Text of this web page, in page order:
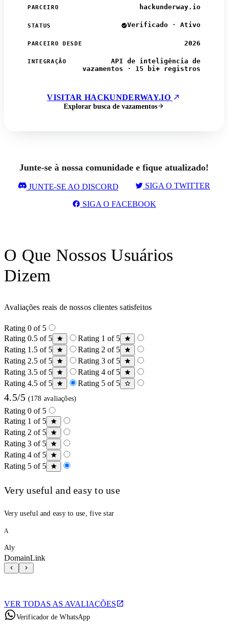
PARCEIRO hackunderway.io
STATUS Verificado · Ativo
PARCEIRO DESDE 2026
INTEGRAÇÃO
API de inteligência de
vazamentos · 15 bi+ registros
VISITAR HACKUNDERWAY.IO
Explorar busca de vazamentos
Junte-se à nossa comunidade e fique atualizado!
JUNTE-SE AO DISCORD SIGA O TWITTER
SIGA O FACEBOOK
O Que Nossos Usuários
Dizem
Avaliações reais de nossos clientes satisfeitos
Rating 0 of 5
Rating 0.5 of 5
Rating 1 of 5
Rating 1.5 of 5
Rating 2 of 5
Rating 2.5 of 5
Rating 3 of 5
Rating 3.5 of 5
Rating 4 of 5
Rating 4.5 of 5
Rating 5 of 5
4.5/5 (178 avaliações)
Rating 0 of 5
Rating 1 of 5
Rating 2 of 5
Rating 3 of 5
Rating 4 of 5
Rating 5 of 5
Very useful and easy to use
Very useful and easy to use, five star
A
Aly
DomainLink
VER TODAS AS AVALIAÇÕES
Verificador de WhatsApp